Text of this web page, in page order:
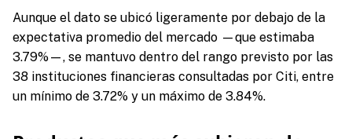
Aunque el dato se ubicó ligeramente por debajo de la
expectativa promedio del mercado —que estimaba
3.79%—, se mantuvo dentro del rango previsto por las
38 instituciones financieras consultadas por Citi, entre
un mínimo de 3.72% y un máximo de 3.84%.